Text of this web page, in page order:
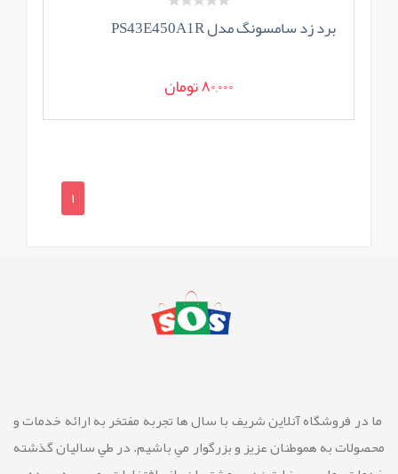
برد زد سامسونگ مدل PS43E450A1R
80,000 تومان
1
ما در فروشگاه آنلاین شريف با سال ها تجربه مفتخر به ارائه خدمات و
محصولات به هموطنان عزیز و بزرگوار مي باشيم. در طي ساليان گذشته